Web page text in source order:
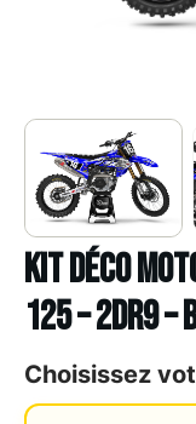
Kit déco
125 – 2DR9 –
Choisissez